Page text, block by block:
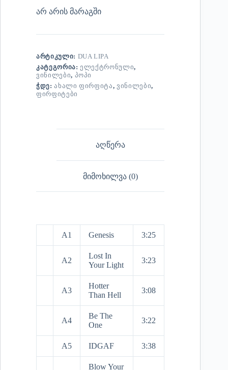
არ არის მარაგში
ᲐᲠᲢᲘᲙᲣᲚᲘ: DUA LIPA
ᲙᲐᲢᲔᲒᲝᲠᲘᲐ:ᲔᲚᲔᲥᲢᲠᲝᲜᲣᲚᲘ,
ᲕᲘᲜᲘᲚᲔᲑᲘ, ᲞᲝᲞᲘ
ᲭᲓᲔ:ᲐᲮᲐᲚᲘ ᲤᲘᲠᲤᲘᲢᲐ,ᲕᲘᲜᲘᲚᲔᲑᲘ,
ᲤᲘᲠᲤᲘᲢᲔᲑᲘ
აღწერა
მიმოხილვა (0)
A1 Genesis 3:25
A2
Lost In
Your Light
3:23
A3
Hotter
Than Hell
3:08
A4
Be The
One
3:22
A5 IDGAF 3:38
Blow Your